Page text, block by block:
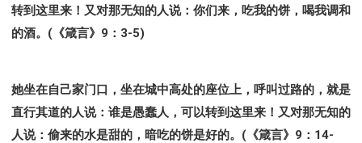
转到这里来！又对那无知的人说：你们来，吃我的饼，喝我调和
的酒。(《箴言》9：3-5)
她坐在自己家门口，坐在城中高处的座位上，呼叫过路的，就是
直行其道的人说：谁是愚蠢人，可以转到这里来！又对那无知的
人说：偷来的水是甜的，暗吃的饼是好的。(《箴言》9：14-